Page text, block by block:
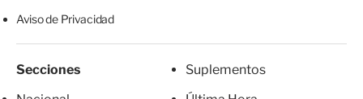
Aviso de Privacidad
Secciones
Suplementos